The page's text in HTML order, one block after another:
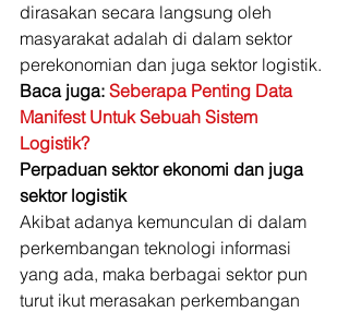
dirasakan secara langsung oleh
masyarakat adalah di dalam sektor
perekonomian dan juga sektor logistik.
Baca juga: Seberapa Penting Data
Manifest Untuk Sebuah Sistem
Logistik?
Perpaduan sektor ekonomi dan juga
sektor logistik
Akibat adanya kemunculan di dalam
perkembangan teknologi informasi
yang ada, maka berbagai sektor pun
turut ikut merasakan perkembangan